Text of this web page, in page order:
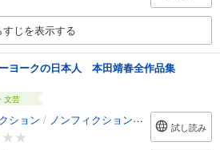
すじを表示する
ヨークの日本人 本田靖春全作品集
文芸
ション / ノンフィクション・ドキュメンタリー
試し読み